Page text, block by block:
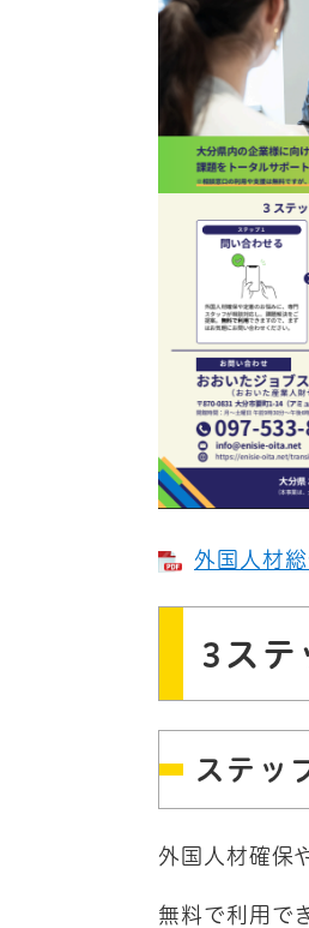
外国人材
3ステ
ステッ
外国人材確保
無料で利用で